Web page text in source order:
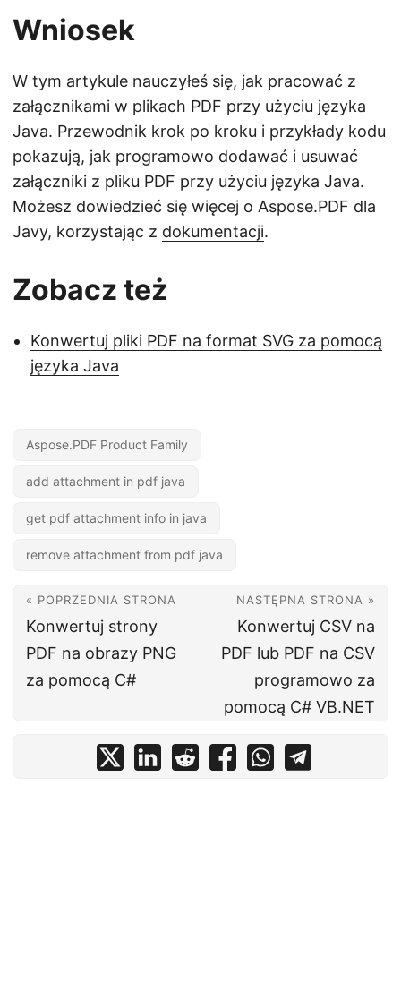
Wniosek
W tym artykule nauczyłeś się, jak pracować z
załącznikami w plikach PDF przy użyciu języka
Java. Przewodnik krok po kroku i przykłady kodu
pokazują, jak programowo dodawać i usuwać
załączniki z pliku PDF przy użyciu języka Java.
Możesz dowiedzieć się więcej o Aspose.PDF dla
Javy, korzystając z dokumentacji.
Zobacz też
Konwertuj pliki PDF na format SVG za pomocą
języka Java
Aspose.PDF Product Family
add attachment in pdf java
get pdf attachment info in java
remove attachment from pdf java
« POPRZEDNIA STRONA
Konwertuj strony
PDF na obrazy PNG
za pomocą C#
NASTĘPNA STRONA »
Konwertuj CSV na
PDF lub PDF na CSV
programowo za
pomocą C# VB.NET